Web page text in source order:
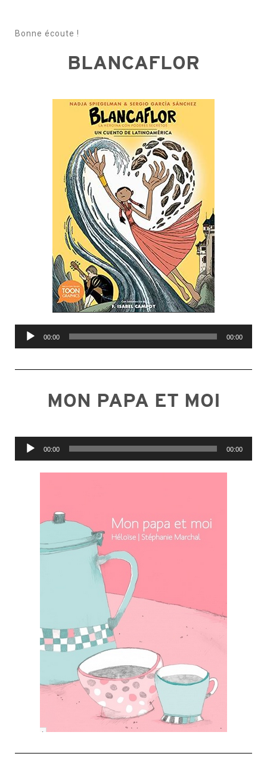
Bonne écoute !
BLANCAFLOR
Lecteur
audio
00:00 00:00
MON PAPA ET MOI
Lecteur
audio
00:00 00:00